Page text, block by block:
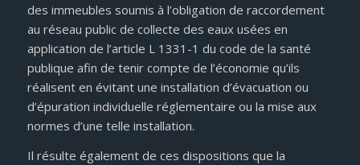
des immeubles soumis à l’obligation de raccordement
au réseau public de collecte des eaux usées en
application de l’article L 1331-1 du code de la santé
publique afin de tenir compte de l’économie qu’ils
réalisent en évitant une installation d’évacuation ou
d’épuration individuelle réglementaire ou la mise aux
normes d’une telle installation.
Il résulte également de ces dispositions que la